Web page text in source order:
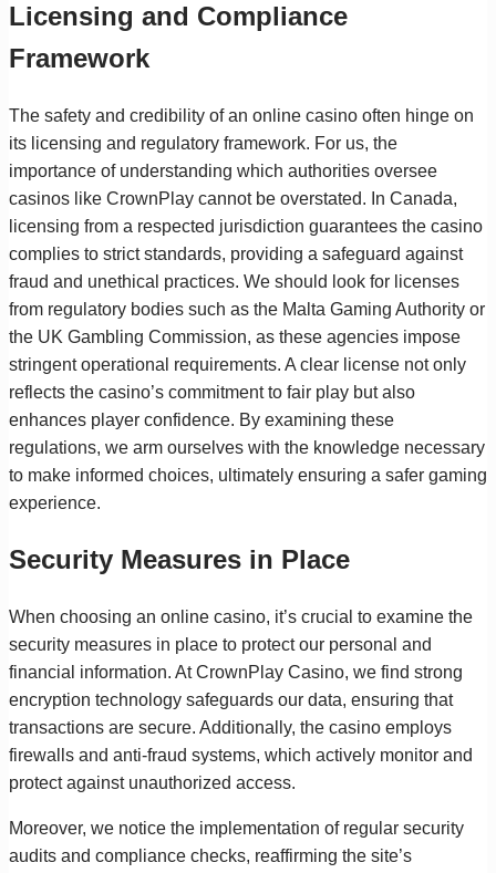
Licensing and Compliance
Framework
The safety and credibility of an online casino often hinge on
its licensing and regulatory framework. For us, the
importance of understanding which authorities oversee
casinos like CrownPlay cannot be overstated. In Canada,
licensing from a respected jurisdiction guarantees the casino
complies to strict standards, providing a safeguard against
fraud and unethical practices. We should look for licenses
from regulatory bodies such as the Malta Gaming Authority or
the UK Gambling Commission, as these agencies impose
stringent operational requirements. A clear license not only
reflects the casino’s commitment to fair play but also
enhances player confidence. By examining these
regulations, we arm ourselves with the knowledge necessary
to make informed choices, ultimately ensuring a safer gaming
experience.
Security Measures in Place
When choosing an online casino, it’s crucial to examine the
security measures in place to protect our personal and
financial information. At CrownPlay Casino, we find strong
encryption technology safeguards our data, ensuring that
transactions are secure. Additionally, the casino employs
firewalls and anti-fraud systems, which actively monitor and
protect against unauthorized access.
Moreover, we notice the implementation of regular security
audits and compliance checks, reaffirming the site’s